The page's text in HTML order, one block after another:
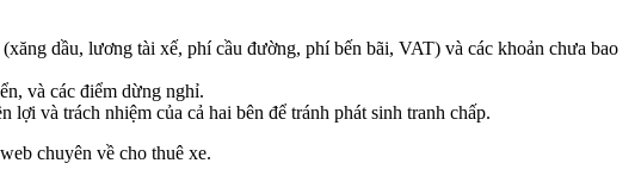
dầu, lương tài xế, phí cầu đường, phí bến bãi, VAT) và các khoản chưa bao
và các điểm dừng nghỉ.
và trách nhiệm của cả hai bên để tránh phát sinh tranh chấp.
chuyên về cho thuê xe.